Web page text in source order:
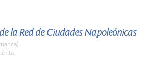
la Red de Ciudades Napoleónicas